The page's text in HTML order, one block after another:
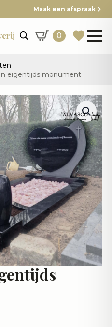
Maak een afspraak
0
eigentijds monument